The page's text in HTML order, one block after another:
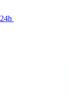
24h